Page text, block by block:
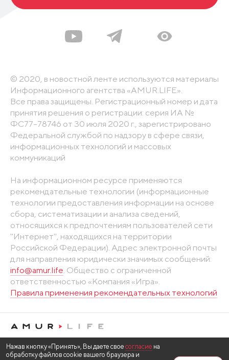
© 2020, в новостной ленте используются материалы
Информационного агентства «AMUR.LIFE».
Все права защищены. Регистрационный номер и дата
принятия решения о регистрации: серия ИА №
ФС77-78746 от 30 июля 2020 г., зарегистрировано
Федеральной службой по надзору в сфере связи,
информационных технологий и массовых
коммуникаций
На информационном ресурсе применяются
рекомендательные технологии (информационные
технологии предоставления информации на основе
сбора, систематизации и анализа сведений,
относящихся к предпочтениям пользователей сети
"Интернет", находящихся на территории
Российской Федерации). Адрес электронной почты
для направления юридически значимых сообщений:
info@amur.life . Общество с ограниченной
ответственностью «Компания «Игра».
Правила применения рекомендательных технологий
Нажав кнопку «Принять», Вы даете свое согласие на
обработку файлов cookie вашего браузера и